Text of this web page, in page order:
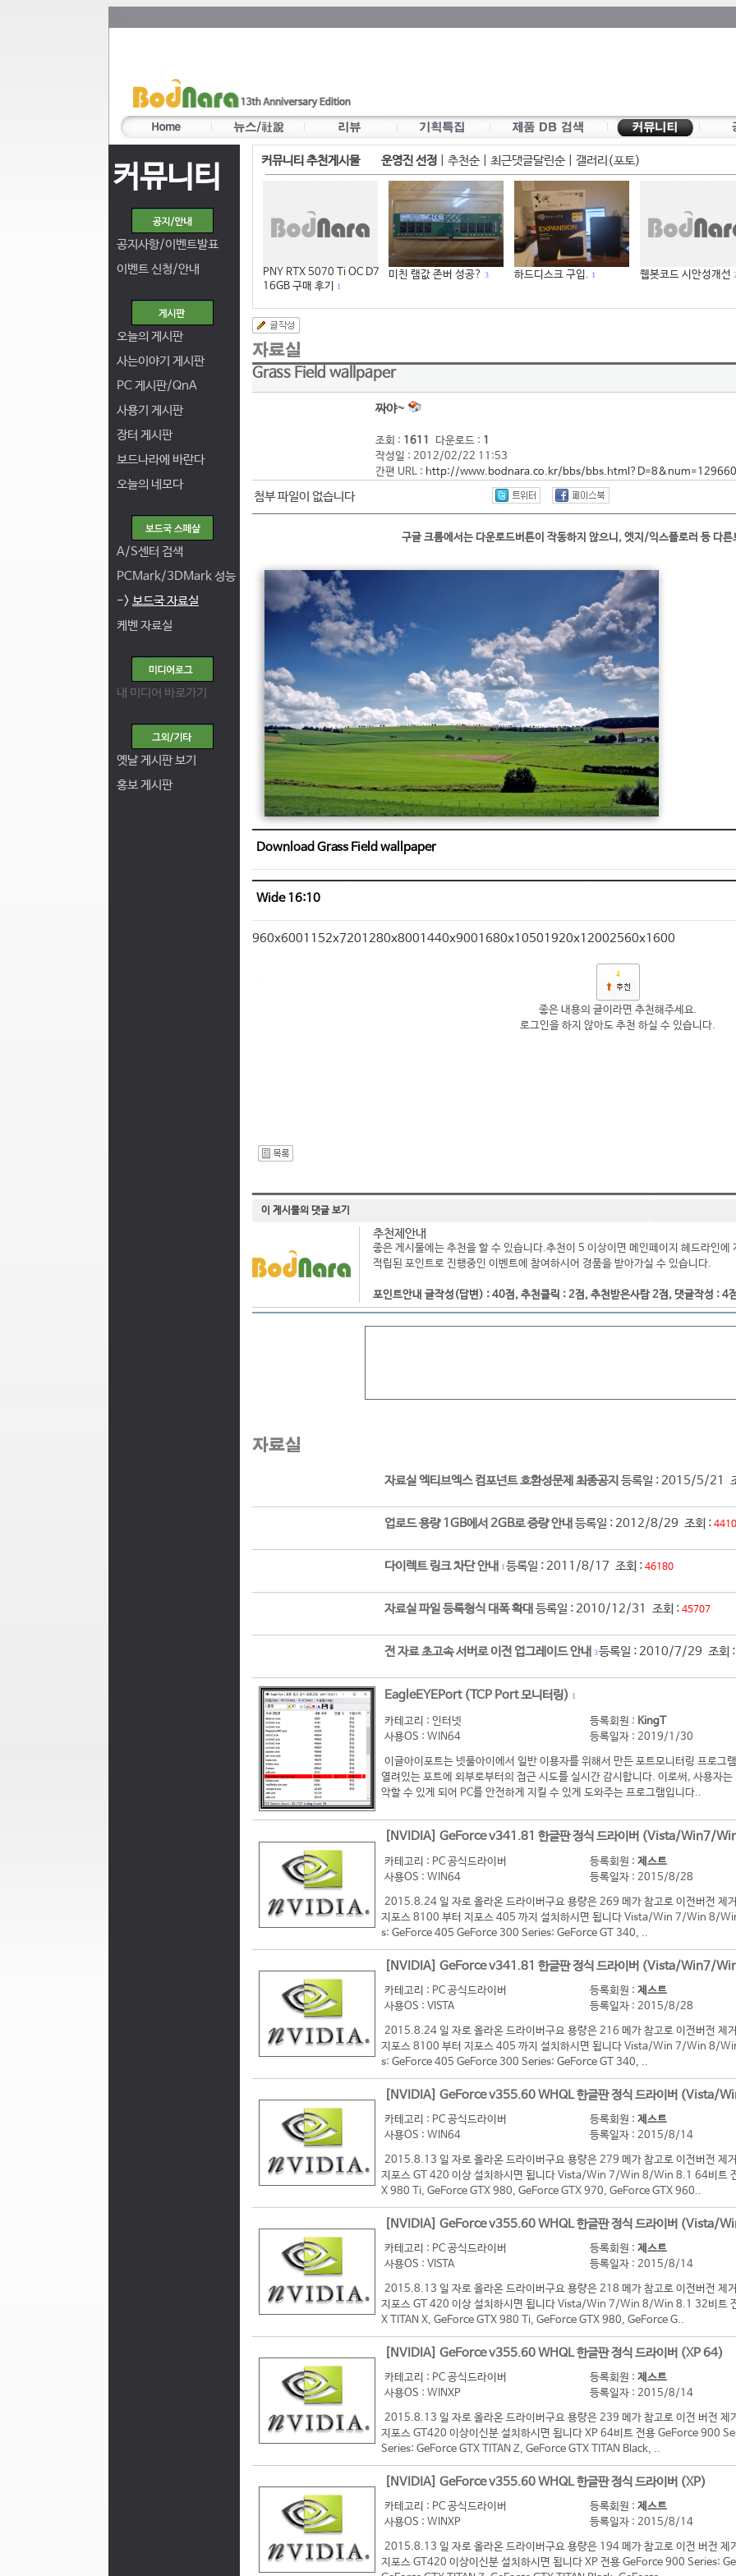
커뮤니티
공지사항/이벤트발표
이벤트 신청/안내
오늘의 게시판
사는이야기 게시판
PC 게시판/QnA
사용기 게시판
장터 게시판
보드나라에 바란다
오늘의 네모다
A/S센터 검색
PCMark/3DMark 성능
-> 보드국 자료실
케벤 자료실
내 미디어 바로가기
옛날 게시판 보기
홍보 게시판
커뮤니티 추천게시물 운영진 선정 추천순| 최근댓글달린순| 갤러리(포토)
PNY RTX 5070 Ti OC D7
16GB 구매 후기
1
미친 램값 존버 성공? 3 하드디스크 구입. 1 웹봇코드 시안성개선 2
Grass Field wallpaper
짜야~
조회 : 1611 다운로드 : 1
작성일 : 2012/02/22 11:53
간편 URL : http://www.bodnara.co.kr/bbs/bbs.html?D=8&num=129660
첨부 파일이 없습니다
구글 크롬에서는 다운로드버튼이 작동하지 않으니, 엣지/익스플로러 등 다
Download Grass Field wallpaper
Wide 16:10
960x6001152x7201280x8001440x9001680x10501920x12002560x1600
4
좋은 내용의 글이라면 추천해주세요.
로그인을 하지 않아도 추천 하실 수 있습니다.
이 게시물의 댓글 보기
추천제안내
좋은 게시물에는 추천을 할 수 있습니다.추천이 5 이상이면 메인페이지 헤드라인에
적립된 포인트로 진행중인 이벤트에 참여하시어 경품을 받아가실 수 있습니다.
포인트안내 글작성(답변) : 40점, 추천클릭 : 2점, 추천받은사람 2점, 댓글작성 : 4
자료실 엑티브엑스 컴포넌트 호환성문제 최종공지 등록일 : 2015/5/21
업로드 용량 1GB에서 2GB로 증량 안내 등록일 : 2012/8/29 조회 :
다이렉트 링크 차단 안내 1등록일 : 2011/8/17 조회 : 46180
자료실 파일 등록형식 대폭 확대 등록일 : 2010/12/31 조회 : 45707
전 자료 초고속 서버로 이전 업그레이드 안내 3등록일 : 2010/7/29 조회 :
EagleEYEPort (TCP Port 모니터링) 1
카테고리 : 인터넷
사용OS : WIN64
등록회원 : KingT
등록일자 : 2019/1/30
이글아이포트는 넷풀아이에서 일반 이용자를 위해서 만든 포트모니터링 프로그
열려있는 포트에 외부로부터의 접근 시도를 실시간 감시합니다. 이로써, 사용자
악할 수 있게 되어 PC를 안전하게 지킬 수 있게 도와주는 프로그램입니다..
[NVIDIA] GeForce v341.81 한글판 정식 드라이버 (Vista/Win7/
카테고리 : PC 공식드라이버
사용OS : WIN64
등록회원 : 제스트
등록일자 : 2015/8/28
2015.8.24 일 자로 올라온 드라이버구요 용량은 269 메가 참고로 이전버전 제
지포스 8100 부터 지포스 405 까지 설치하시면 됩니다 Vista/Win 7/Win 8/
s: GeForce 405 GeForce 300 Series: GeForce GT 340, ..
[NVIDIA] GeForce v341.81 한글판 정식 드라이버 (Vista/Win7/
카테고리 : PC 공식드라이버
사용OS : VISTA
등록회원 : 제스트
등록일자 : 2015/8/28
2015.8.24 일 자로 올라온 드라이버구요 용량은 216 메가 참고로 이전버전 제
지포스 8100 부터 지포스 405 까지 설치하시면 됩니다 Vista/Win 7/Win 8/
s: GeForce 405 GeForce 300 Series: GeForce GT 340, ..
[NVIDIA] GeForce v355.60 WHQL 한글판 정식 드라이버 (Vista/
카테고리 : PC 공식드라이버
사용OS : WIN64
등록회원 : 제스트
등록일자 : 2015/8/14
2015.8.13 일 자로 올라온 드라이버구요 용량은 279 메가 참고로 이전버전 제
지포스 GT 420 이상 설치하시면 됩니다 Vista/Win 7/Win 8/Win 8.1 64비트
X 980 Ti, GeForce GTX 980, GeForce GTX 970, GeForce GTX 960..
[NVIDIA] GeForce v355.60 WHQL 한글판 정식 드라이버 (Vista/
카테고리 : PC 공식드라이버
사용OS : VISTA
등록회원 : 제스트
등록일자 : 2015/8/14
2015.8.13 일 자로 올라온 드라이버구요 용량은 218 메가 참고로 이전버전 제
지포스 GT 420 이상 설치하시면 됩니다 Vista/Win 7/Win 8/Win 8.1 32비트
X TITAN X, GeForce GTX 980 Ti, GeForce GTX 980, GeForce G..
[NVIDIA] GeForce v355.60 WHQL 한글판 정식 드라이버 (XP 64)
카테고리 : PC 공식드라이버
사용OS : WINXP
등록회원 : 제스트
등록일자 : 2015/8/14
2015.8.13 일 자로 올라온 드라이버구요 용량은 239 메가 참고로 이전 버전 제
지포스 GT420 이상이신분 설치하시면 됩니다 XP 64비트 전용 GeForce 900
Series: GeForce GTX TITAN Z, GeForce GTX TITAN Black, ..
[NVIDIA] GeForce v355.60 WHQL 한글판 정식 드라이버 (XP)
카테고리 : PC 공식드라이버
사용OS : WINXP
등록회원 : 제스트
등록일자 : 2015/8/14
2015.8.13 일 자로 올라온 드라이버구요 용량은 194 메가 참고로 이전 버전 제
지포스 GT420 이상이신분 설치하시면 됩니다 XP 전용 GeForce 900 Series: